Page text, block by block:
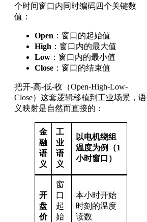
个时间窗口内同时编码四个关键数
值：
Open ：窗口的起始值
High ：窗口内的最大值
Low ：窗口内的最小值
Close ：窗口的结束值
把开-高-低-收（Open-High-Low-
Close）这套逻辑移植到工业场景，语
义映射是自然而直接的：
金
融
语
义
工
业
语
义
以电机绕组
温度为例（1
小时窗口）
开
盘
价
窗
口
起
始
本小时开始
时刻的温度
读数